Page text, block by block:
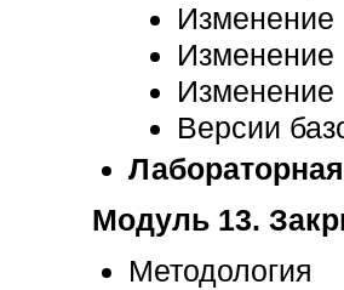
Изменение
Изменение
Изменение
Версии
Модуль 13.
Методология